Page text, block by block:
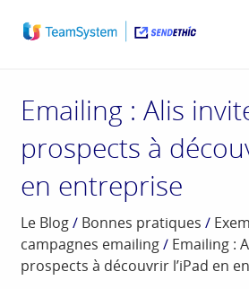
Emailing : Alis
prospects à
en entreprise
Le Blog/ Bonnes pratiques /
campagnes emailing/ Emailing :
prospects à découvrir l’iPad en